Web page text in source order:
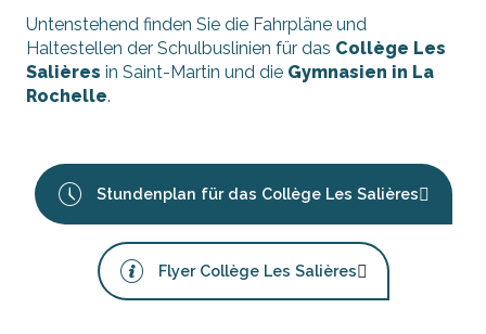
Untenstehend finden Sie die Fahrpläne und
Haltestellen der Schulbuslinien für das Collège Les
Salières in Saint-Martin und die Gymnasien in La
Rochelle.
Stundenplan für das Collège Les Salières
Flyer Collège Les Salières